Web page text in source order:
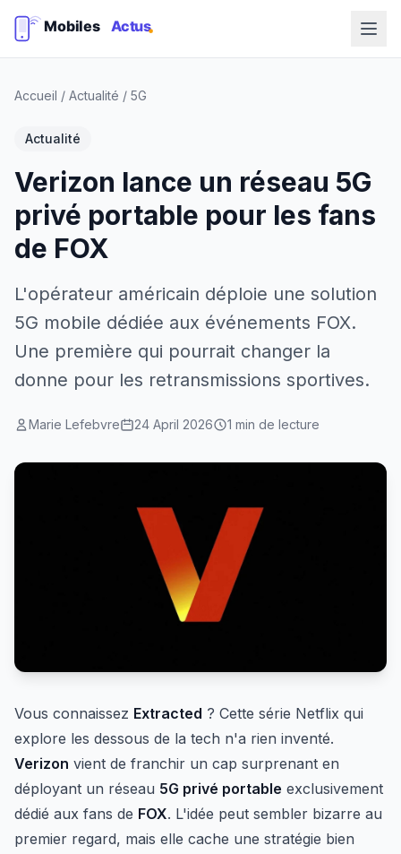
Accueil / Actualité / 5G
Actualité
Verizon lance un réseau 5G
privé portable pour les fans
de FOX
L'opérateur américain déploie une solution
5G mobile dédiée aux événements FOX.
Une première qui pourrait changer la
donne pour les retransmissions sportives.
Marie Lefebvre 24 April 2026 1 min de lecture
Vous connaissez Extracted ? Cette série Netflix qui
explore les dessous de la tech n'a rien inventé.
Verizon vient de franchir un cap surprenant en
déployant un réseau 5G privé portable exclusivement
dédié aux fans de FOX. L'idée peut sembler bizarre au
premier regard, mais elle cache une stratégie bien